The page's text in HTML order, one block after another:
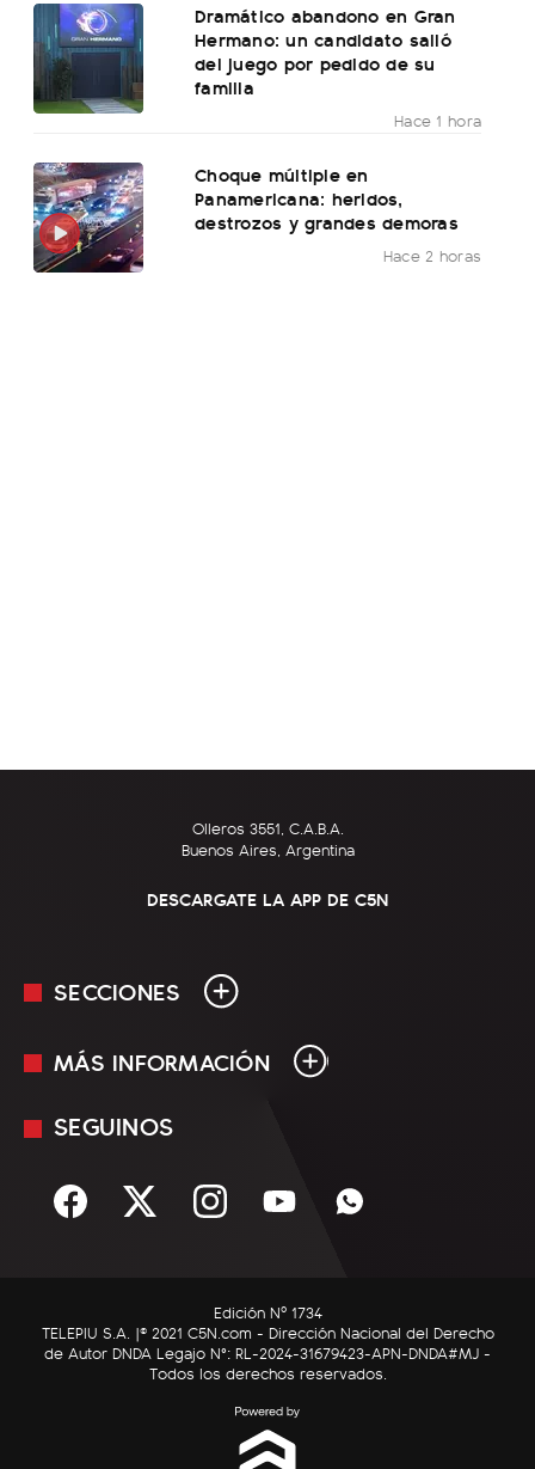
Dramático abandono en Gran
Hermano: un candidato salió
del juego por pedido de su
familia
Hace 1 hora
Choque múltiple en
Panamericana: heridos,
destrozos y grandes demoras
Hace 2 horas
Olleros 3551, C.A.B.A.
Buenos Aires, Argentina
DESCARGATE LA APP DE C5N
SECCIONES
En Vivo
Sociedad
C5N Autos
RatingCero
MÁS INFORMACIÓN
Mediakit
Términos y condiciones
SEGUINOS
Edición Nº 1734
TELEPIU S.A. |© 2021 C5N.com - Dirección Nacional del Derecho
de Autor DNDA Legajo N°: RL-2024-31679423-APN-DNDA#MJ -
Todos los derechos reservados.